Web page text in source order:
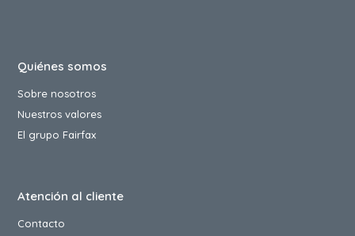
Quiénes somos
Sobre nosotros
Nuestros valores
El grupo Fairfax
Atención al cliente
Contacto